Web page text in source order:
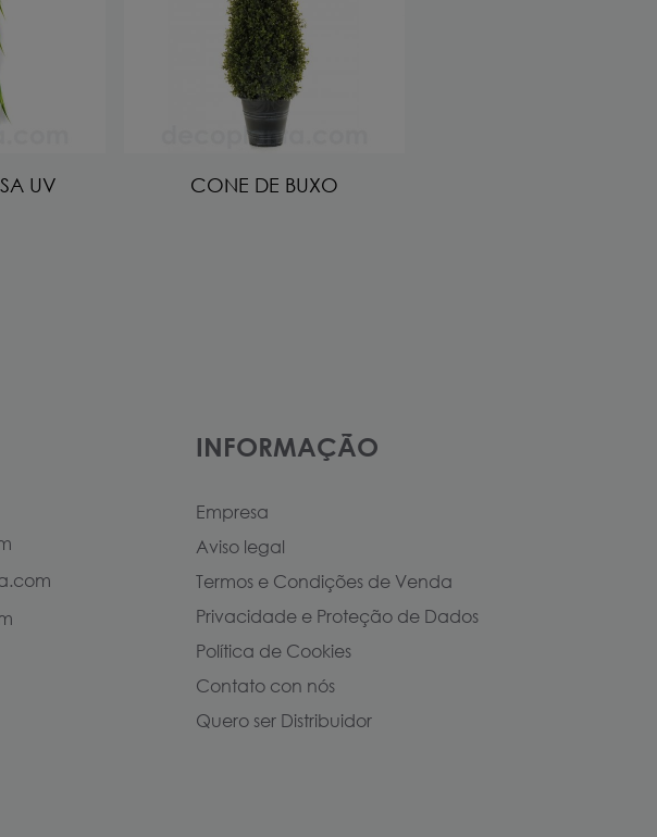
UV CONE DE BUXO
INFORMAÇÃO
Empresa
Aviso legal
Termos e Condições de Venda
Privacidade e Proteção de Dados
Política de Cookies
Contato con nós
Quero ser Distribuidor